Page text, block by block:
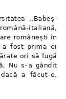
,,Babeș-
italiană,
românești în
⁠a fost prima ei
ori să fugă
Nu s⁠-⁠a gândit
a făcut⁠-⁠o,